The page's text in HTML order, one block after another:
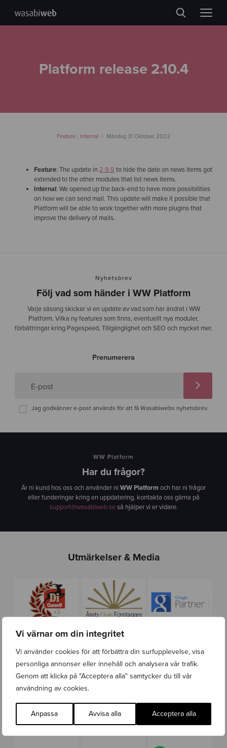
Vi värnar om din integritet
Vi använder cookies för att förbättra din surfupplevelse, visa
personliga annonser eller innehåll och analysera vår trafik.
Genom att klicka på "Acceptera alla" samtycker du till vår
användning av cookies.
Anpassa Avvisa alla Acceptera alla
Platform release 2.10.4
Feature , Internal Måndag 31 Oktober 2022
Feature: The update in2.9.9 to hide the date on news items got
extended to the other modules that list news items.
Internal: We opened up the back-end to have more possibilities
on how we can send mail. This update will make it possible that
Platform will be able to work together with more plugins that
improve the delivery of mails.
Nyhetsbrev
Följ vad som händer i WW Platform
Varje säsong skickar vi en update av vad som har ändrat i WW
Platform. Vilka ny features som finns, eventuellt nya moduler,
förbättringar kring Pagespeed, Tillgänglighet och SEO och mycket mer.
Prenumerera
E-post
Jag godkänner e-post används för att få Wasabiwebs nyhetsbrev.
WW Platform
Har du frågor?
Är ni kund hos oss och använder ni WW Platform och har ni frågor
eller funderingar kring en uppdatering, kontakta oss gärna på
support@wasabiweb.seså hjälper vi er vidare.
Utmärkelser & Media